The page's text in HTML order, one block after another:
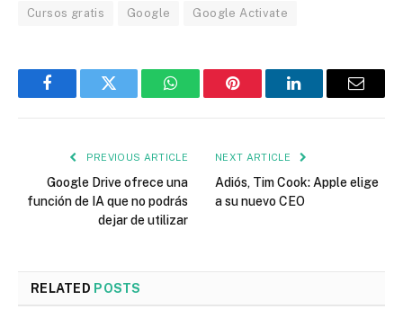
Cursos gratis Google Google Activate
FacebookTwitter WhatsAppPinterest LinkedInEmail
PREVIOUS ARTICLE
Google Drive ofrece una
función de IA que no podrás
dejar de utilizar
NEXT ARTICLE
Adiós, Tim Cook: Apple elige
a su nuevo CEO
RELATED POSTS